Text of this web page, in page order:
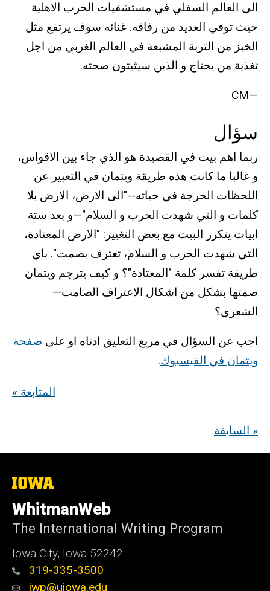
الى العالم السفلي في مستشفيات الحرب الاهلية
حيث توفي العديد من رفاقه. غنائه سوف يرتفع مثل
الخبز من التربة المشبعة في العالم الغربي من اجل
تغذية من يحتاج و الذين سيثبتون صحته.
—CM
سؤال
ربما اهم بيت في القصيدة هو الذي جاء بين الاقواس،
و غالبا ما كانت هذه طريقة ويتمان في التعبير عن
اللحظات الحرجة في حياته--"الى الارض، الارض بلا
كلمات و التي شهدت الحرب و السلام"—و بعد ستة
ابيات يتكرر البيت مع بعض التغيير: "الارض المعتادة،
التي شهدت الحرب و السلام، تعترف بصمت". باي
طريقة تفسر كلمة "المعتادة"؟ و كيف يترجم ويتمان
صمتها بشكل من اشكال الاعتراف الصامت—
الشعري؟
اجب عن السؤال في مربع التعليق ادناه او على صفحة
ويتمان في الفيسبوك.
« المتابعة
السابقة »
The
of
Iowa
WhitmanWeb
The International Writing Program
Iowa City, Iowa 52242
319-335-3500
iwp@uiowa.edu